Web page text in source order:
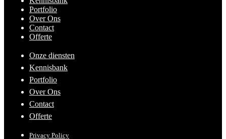
Portfolio
Over Ons
Contact
Offerte
Onze diensten
Kennisbank
Portfolio
Over Ons
Contact
Offerte
Privacy Policy